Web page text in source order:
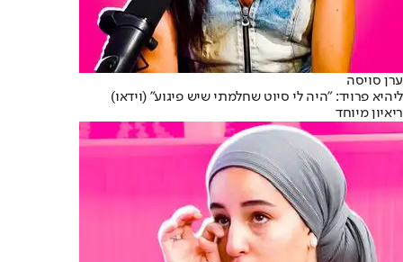
ערן סויסה
ליהיא פרויד: "היה לי סיוט שחלמתי שיש פיגוע" (וידאו)
ריאיון מיוחד